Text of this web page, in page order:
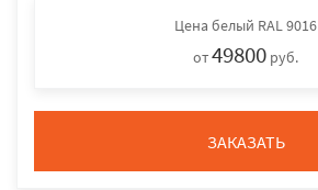
Цена белый RAL 9016
от49800 руб.
ЗАКАЗАТЬ